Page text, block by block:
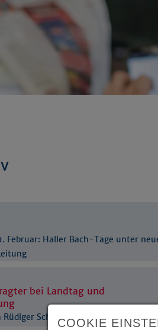
Februar: Haller Bach-Tage unter
bei Landtag und
Schuch imCOOKIE